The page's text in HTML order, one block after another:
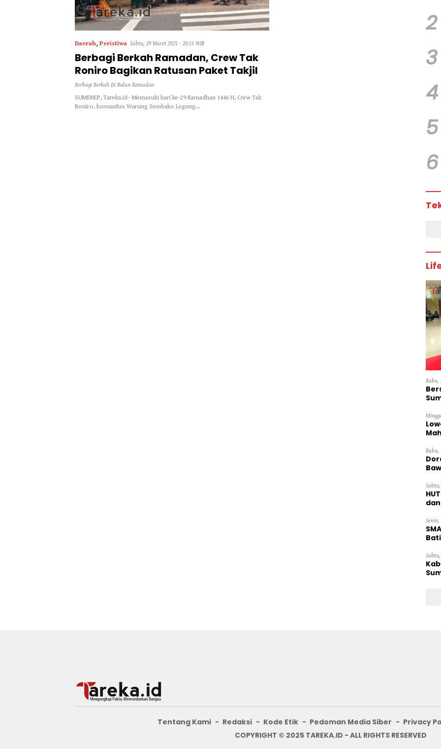
Daerah, Peristiwa Sabtu, 29 Maret 2025 - 20:15 WIB
Berbagi Berkah Ramadan, Crew Tak
Roniro Bagikan Ratusan Paket Takjil
Berbagi Berkah Di Bulan Ramadan
SUMENEP, Tareka.id– Memasuki hari ke-29 Ramadhan 1446 H, Crew Tak
Roniro, komunitas Warung Sembako Legung…
2
3
4
5
6
Rabu,
Rabu,
Senin,
Tentang Kami Redaksi Kode Etik Pedoman Media Siber Privacy
COPYRIGHT © 2025 TAREKA.ID - ALL RIGHTS RESERVED